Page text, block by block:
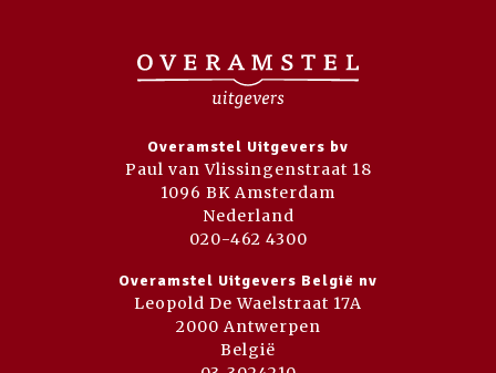
Overamstel Uitgevers bv
Paul van Vlissingenstraat 18
1096 BK Amsterdam
Nederland
020-462 4300
Overamstel Uitgevers België nv
Leopold De Waelstraat 17A
2000 Antwerpen
België